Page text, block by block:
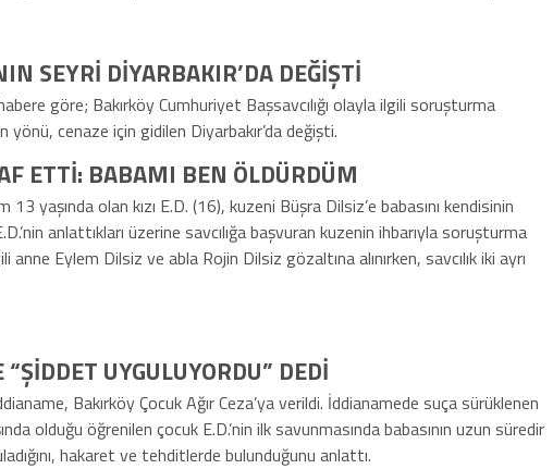
SEYRİ DİYARBAKIR’DA DEĞİŞTİ
göre; Bakırköy Cumhuriyet Başsavcılığı olayla ilgili soruşturma
yönü, cenaze için gidilen Diyarbakır’da değişti.
ETTİ: BABAMI BEN ÖLDÜRDÜM
yaşında olan kızı E.D. (16), kuzeni Büşra Dilsiz’e babasını kendisinin
anlattıkları üzerine savcılığa başvuran kuzenin ihbarıyla soruşturma
anne Eylem Dilsiz ve abla Rojin Dilsiz gözaltına alınırken, savcılık iki ayrı
UYGULUYORDU” DEDİ
Bakırköy Çocuk Ağır Ceza’ya verildi. İddianamede suça sürüklenen
olduğu öğrenilen çocuk E.D.’nin ilk savunmasında babasının uzun süredir
hakaret ve tehditlerde bulunduğunu anlattı.